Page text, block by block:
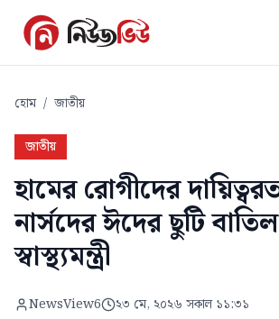
হোম / জাতীয়
জাতীয়
হামের রোগীদের
নার্সদের ঈদের ছুটি
স্বাস্থ্যমন্ত্রী
NewsView6 ২৩ মে, ২০২৬ সকাল ১১:৩১